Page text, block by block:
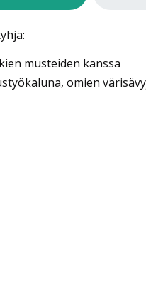
musteiden kanssa
omien